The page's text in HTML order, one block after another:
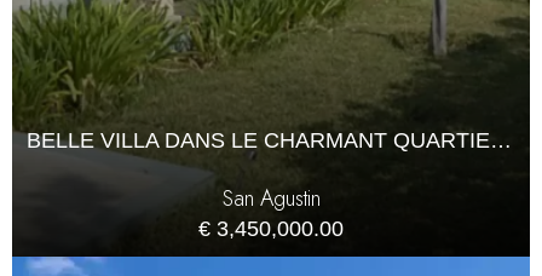
BELLE VILLA DANS LE CHARMANT QUARTIER DE SAN AGUSTIN AVEC UN GRAND JARDIN
San Agustin
€ 3,450,000.00